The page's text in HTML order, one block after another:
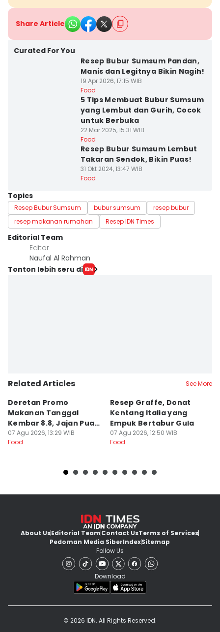
Share Article
Curated For You
Resep Bubur Sumsum Pandan,
Manis dan Legitnya Bikin Nagih!
19 Apr 2026, 17:15 WIB
Food
5 Tips Membuat Bubur Sumsum
yang Lembut dan Gurih, Cocok
untuk Berbuka
22 Mar 2025, 15:31 WIB
Food
Resep Bubur Sumsum Lembut
Takaran Sendok, Bikin Puas!
31 Okt 2024, 13:47 WIB
Food
Topics
Resep Bubur Sumsum bubur sumsum
resep bubur
resep makanan rumahan
Resep IDN Times
Editorial Team
Editor
Naufal Al Rahman
Tonton lebih seru di
Related Articles See More
Deretan Promo
Makanan Tanggal
Kembar 8.8, Jajan Puas
dan Cuan!
07 Agu 2026, 13:29 WIB
Food
Resep Graffe, Donat
Kentang Italia yang
Empuk Bertabur Gula
07 Agu 2026, 12:50 WIB
Food
About UsEditorial TeamContact UsTerms of Services
Pedoman Media SiberIndexSitemap
Follow Us
Download
© 2026 IDN. All Rights Reserved.